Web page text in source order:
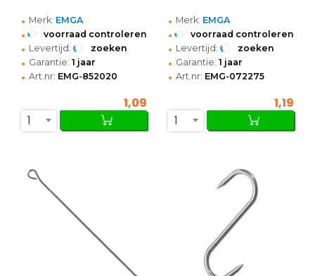
• Merk: EMGA
• voorraad controleren
• Levertijd: zoeken
• Garantie: 1 jaar
• Art.nr: EMG-852020
1,09
1
• Merk: EMGA
• voorraad controleren
• Levertijd: zoeken
• Garantie: 1 jaar
• Art.nr: EMG-072275
1,19
1